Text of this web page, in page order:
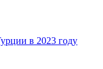
в 2023 году